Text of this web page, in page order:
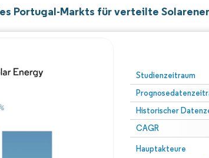
Portugal-Markts für verteilte
Studienzeitraum
Historischer
CAGR
Hauptakteure